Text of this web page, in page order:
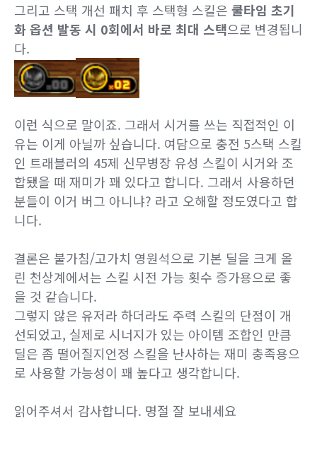
그리고 스택 개선 패치 후 스택형 스킬은 쿨타임 초기
화 옵션 발동 시 0회에서 바로 최대 스택으로 변경됩니
다.
이런 식으로 말이죠. 그래서 시거를 쓰는 직접적인 이
유는 이게 아닐까 싶습니다. 여담으로 충전 5스택 스킬
인 트래블러의 45제 신무병장 유성 스킬이 시거와 조
합됐을 때 재미가 꽤 있다고 합니다. 그래서 사용하던
분들이 이거 버그 아니냐? 라고 오해할 정도였다고 합
니다.
결론은 불가침/고가치 영원석으로 기본 딜을 크게 올
린 천상계에서는 스킬 시전 가능 횟수 증가용으로 좋
을 것 같습니다.
그렇지 않은 유저라 하더라도 주력 스킬의 단점이 개
선되었고, 실제로 시너지가 있는 아이템 조합인 만큼
딜은 좀 떨어질지언정 스킬을 난사하는 재미 충족용으
로 사용할 가능성이 꽤 높다고 생각합니다.
읽어주셔서 감사합니다. 명절 잘 보내세요